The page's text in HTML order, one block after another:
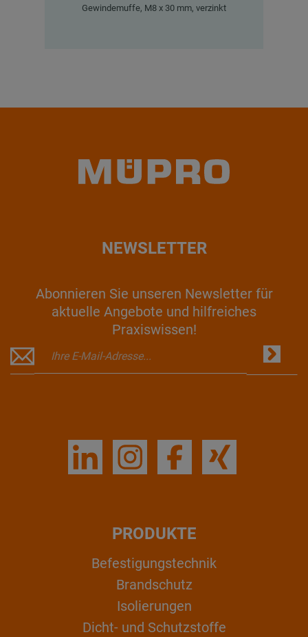
Gewindemuffe, M8 x 30 mm, verzinkt
NEWSLETTER
Abonnieren Sie unseren Newsletter für
aktuelle Angebote und hilfreiches
Praxiswissen!
PRODUKTE
Befestigungstechnik
Brandschutz
Isolierungen
Dicht- und Schutzstoffe